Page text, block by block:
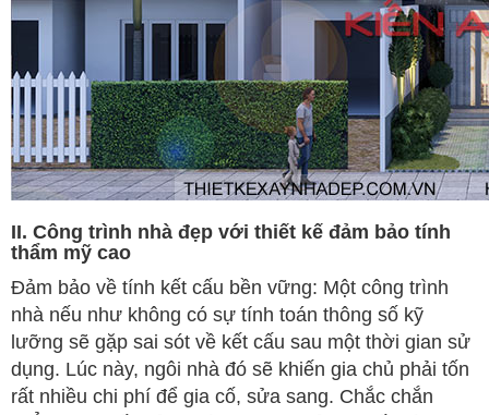
II. Công trình nhà đẹp với thiết kế đảm bảo tính
thẩm mỹ cao
Đảm bảo về tính kết cấu bền vững: Một công trình
nhà nếu như không có sự tính toán thông số kỹ
lưỡng sẽ gặp sai sót về kết cấu sau một thời gian sử
dụng. Lúc này, ngôi nhà đó sẽ khiến gia chủ phải tốn
rất nhiều chi phí để gia cố, sửa sang. Chắc chắn